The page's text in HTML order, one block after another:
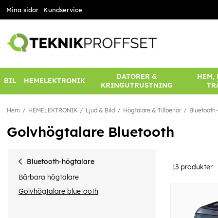
Mina sidor Kundservice
BIL HEMELEKTRONIK
DATORER &
KRINGUTRUSTNING
HEM,
Hem HEMELEKTRONIK Ljud & Bild Högtalare & Tillbehör
Golvhögtalare Bluetooth
Bluetooth-högtalare
Bärbara högtalare
Golvhögtalare bluetooth
13 produkter